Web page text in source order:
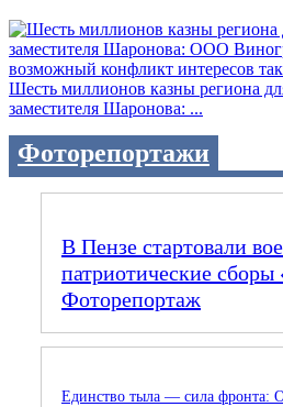
Шесть миллионов казны региона
заместителя Шаронова: ...
Фоторепортажи
В Пензе стартовали
патриотические сборы
Фоторепортаж
Единство тыла — сила фронта: